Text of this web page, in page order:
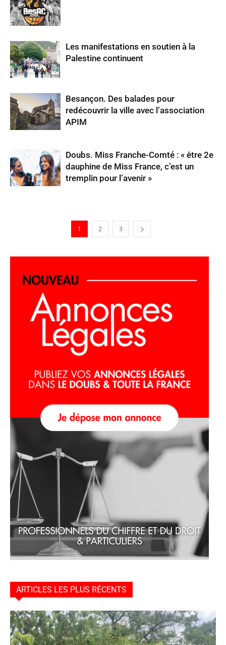
Les manifestations en soutien à la
Palestine continuent
Besançon. Des balades pour
redécouvrir la ville avec l’association
APIM
Doubs. Miss Franche-Comté : « être 2e
dauphine de Miss France, c’est un
tremplin pour l’avenir »
1 2 3
ARTICLES LES PLUS RÉCENTS